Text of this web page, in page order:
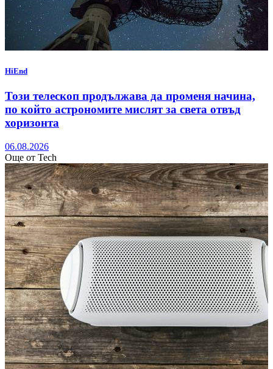
HiEnd
Този телескоп продължава да променя начина,
по който астрономите мислят за света отвъд
хоризонта
06.08.2026
Още от Tech